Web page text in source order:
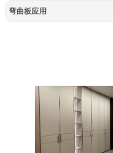
弯曲板应用